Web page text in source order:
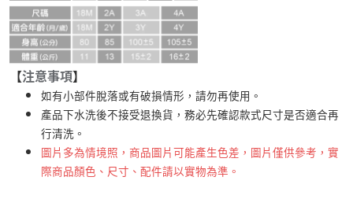
【注意事項】
如有小部件脫落或有破損情形，請勿再使用。
產品下水洗後不接受退換貨，務必先確認款式尺寸是否適合再
行清洗。
圖片多為情境照，商品圖片可能產生色差，圖片僅供參考，實
際商品顏色、尺寸、配件請以實物為準。